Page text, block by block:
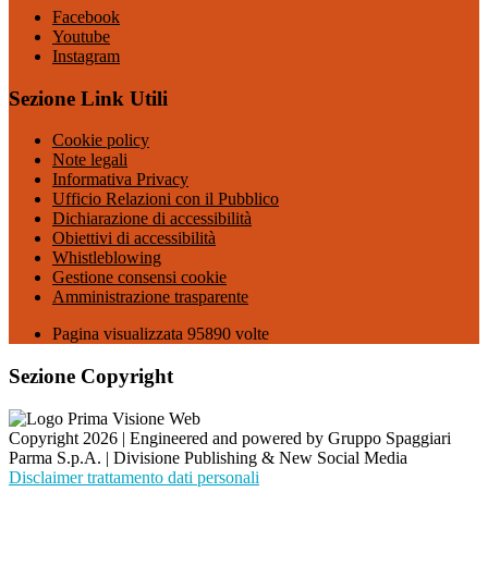
Facebook
Youtube
Instagram
Sezione Link Utili
Cookie policy
Note legali
Informativa Privacy
Ufficio Relazioni con il Pubblico
Dichiarazione di accessibilità
Obiettivi di accessibilità
Whistleblowing
Gestione consensi cookie
Amministrazione trasparente
Pagina visualizzata 95890 volte
Sezione Copyright
Copyright 2026 | Engineered and powered by Gruppo Spaggiari
Parma S.p.A. | Divisione Publishing & New Social Media
Disclaimer trattamento dati personali